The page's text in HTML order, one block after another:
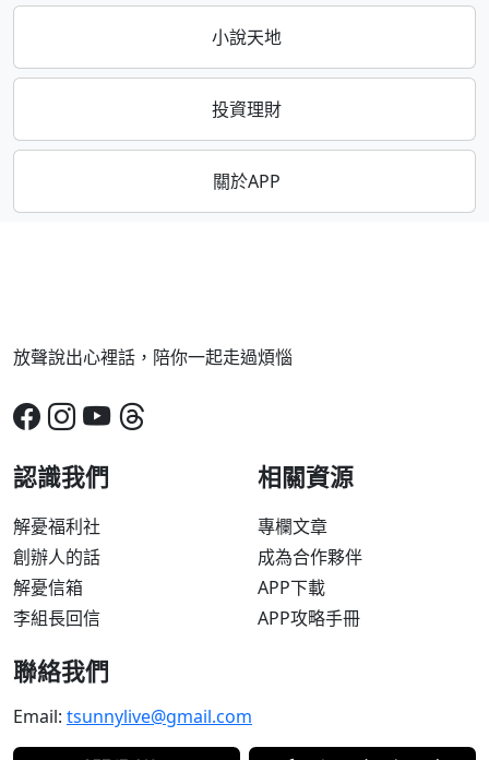
小說天地
投資理財
關於APP
放聲說出心裡話，陪你一起走過煩惱
認識我們
解憂福利社
創辦人的話
解憂信箱
李組長回信
相關資源
專欄文章
成為合作夥伴
APP下載
APP攻略手冊
聯絡我們
Email: tsunnylive@gmail.com